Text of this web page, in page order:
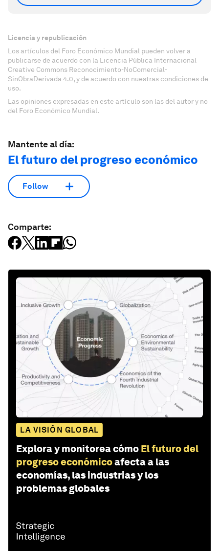
Licencia y republicación
Los artículos del Foro Económico Mundial pueden volver a
publicarse de acuerdo con la Licencia Pública Internacional
Creative Commons Reconocimiento-NoComercial-
SinObraDerivada 4.0, y de acuerdo con nuestras condiciones de
uso.
Las opiniones expresadas en este artículo son las del autor y no
del Foro Económico Mundial.
Mantente al día:
El futuro del progreso económico
Follow
Comparte:
LA VISIÓN GLOBAL
Explora y monitorea cómo El futuro del
progreso económicoafecta a las
economías, las industrias y los
problemas globales